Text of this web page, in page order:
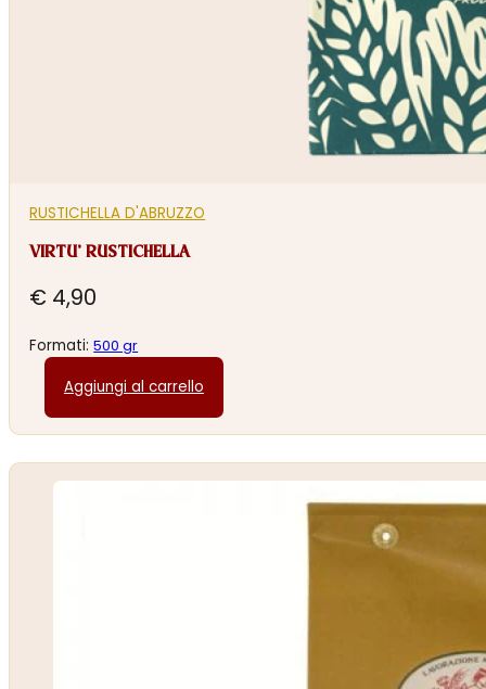
RUSTICHELLA D'ABRUZZO
VIRTU’ RUSTICHELLA
€ 4,90
Formati:500 gr
Aggiungi al carrello